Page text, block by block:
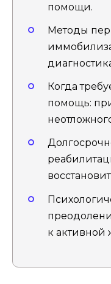
помощи.
Методы
Когда
помощь:
к активной